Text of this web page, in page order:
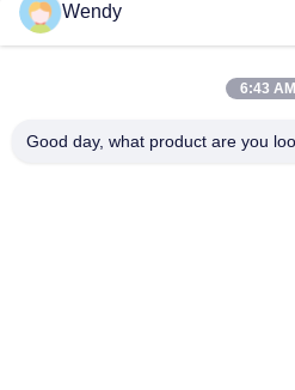
Placa de controle do PLC que
imprensa, máquina de moldes do
Imprensa quente de borracha de
Wendy
6:43 AM
Good day, what product are you